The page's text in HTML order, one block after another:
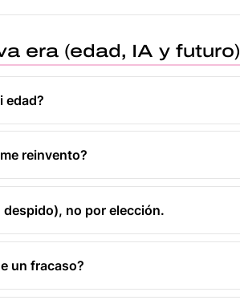
era (edad, IA y futuro)
edad?
reinvento?
no por elección.
un fracaso?